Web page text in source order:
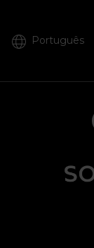
Português